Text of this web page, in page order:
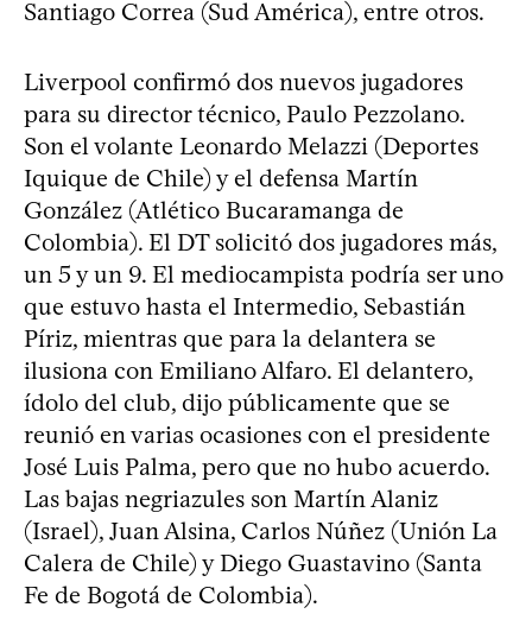
Santiago Correa (Sud América), entre otros.
Liverpool confirmó dos nuevos jugadores
para su director técnico, Paulo Pezzolano.
Son el volante Leonardo Melazzi (Deportes
Iquique de Chile) y el defensa Martín
González (Atlético Bucaramanga de
Colombia). El DT solicitó dos jugadores más,
un 5 y un 9. El mediocampista podría ser uno
que estuvo hasta el Intermedio, Sebastián
Píriz, mientras que para la delantera se
ilusiona con Emiliano Alfaro. El delantero,
ídolo del club, dijo públicamente que se
reunió en varias ocasiones con el presidente
José Luis Palma, pero que no hubo acuerdo.
Las bajas negriazules son Martín Alaniz
(Israel), Juan Alsina, Carlos Núñez (Unión La
Calera de Chile) y Diego Guastavino (Santa
Fe de Bogotá de Colombia).